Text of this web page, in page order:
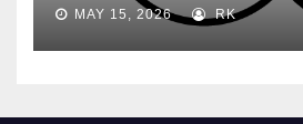
MAY 15, 2026 RK